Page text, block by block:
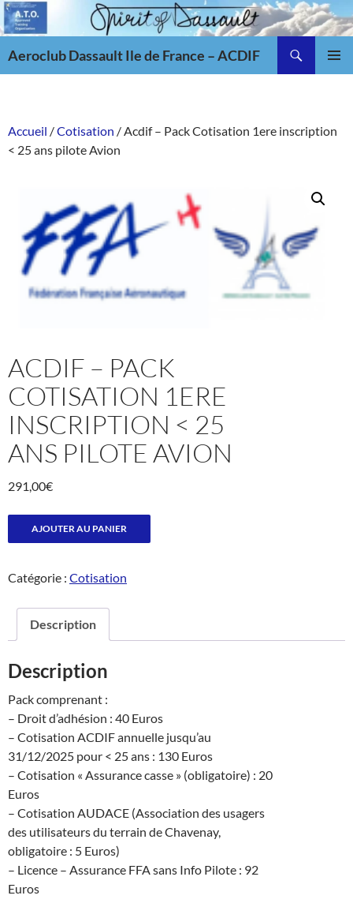
Aller
au
Aeroclub Dassault Ile de France – ACDIF
Accueil /Cotisation / Acdif – Pack Cotisation 1ere inscription
< 25 ans pilote Avion
ACDIF – PACK
COTISATION 1ERE
INSCRIPTION < 25
ANS PILOTE AVION
291,00€
quantité
de
-
Cotisation
1ere
<
25
ans
pilote
Avion
AJOUTER AU PANIER
Catégorie : Cotisation
Description
Description
Pack comprenant :
– Droit d’adhésion : 40 Euros
– Cotisation ACDIF annuelle jusqu’au
31/12/2025 pour < 25 ans : 130 Euros
– Cotisation « Assurance casse » (obligatoire) : 20
Euros
– Cotisation AUDACE (Association des usagers
des utilisateurs du terrain de Chavenay,
obligatoire : 5 Euros)
– Licence – Assurance FFA sans Info Pilote : 92
Euros